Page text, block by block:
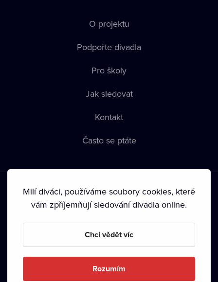
O projektu
Podpořte divadla
Pro školy
Jak sledovat
Kontakt
Často se ptáte
Podmínky používání • Ochrana soukromí • Zásady používání
• Autorská práva•
Milí diváci, používáme soubory cookies, které
vám zpříjemňují sledování divadla online.
Chci vědět víc
Rozumím